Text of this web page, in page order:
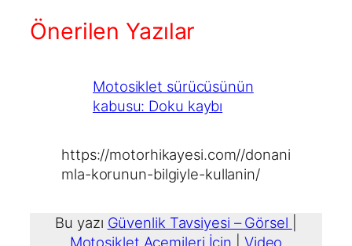
Önerilen Yazılar
Motosiklet sürücüsünün
kabusu: Doku kaybı
https://motorhikayesi.com//donani
mla-korunun-bilgiyle-kullanin/
Bu yazı Güvenlik Tavsiyesi – Görsel
Motosiklet Acemileri İçin
Video